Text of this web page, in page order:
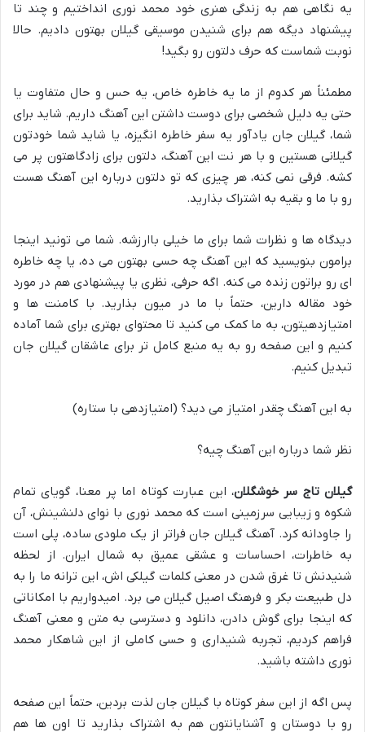
یه نگاهی هم به زندگی هنری خود محمد نوری انداختیم و چند تا
پیشنهاد دیگه هم برای شنیدن موسیقی گیلان بهتون دادیم. حالا
نوبت شماست که حرف دلتون رو بگید!
مطمئناً هر کدوم از ما یه خاطره خاص، یه حس و حال متفاوت یا
حتی یه دلیل شخصی برای دوست داشتن این آهنگ داریم. شاید برای
شما، گیلان جان یادآور یه سفر خاطره انگیزه، یا شاید شما خودتون
گیلانی هستین و با هر نت این آهنگ، دلتون برای زادگاهتون پر می
کشه. فرقی نمی کنه، هر چیزی که تو دلتون درباره این آهنگ هست
رو با ما و بقیه به اشتراک بذارید.
دیدگاه ها و نظرات شما برای ما خیلی باارزشه. شما می تونید اینجا
برامون بنویسید که این آهنگ چه حسی بهتون می ده، یا چه خاطره
ای رو براتون زنده می کنه. اگه حرفی، نظری یا پیشنهادی هم در مورد
خود مقاله دارین، حتماً با ما در میون بذارید. با کامنت ها و
امتیازدهیتون، به ما کمک می کنید تا محتوای بهتری برای شما آماده
کنیم و این صفحه رو به یه منبع کامل تر برای عاشقان گیلان جان
تبدیل کنیم.
به این آهنگ چقدر امتیاز می دید؟ (امتیازدهی با ستاره)
نظر شما درباره این آهنگ چیه؟
گیلان تاج سر خوشگلان، این عبارت کوتاه اما پر معنا، گویای تمام
شکوه و زیبایی سرزمینی است که محمد نوری با نوای دلنشینش، آن
را جاودانه کرد. آهنگ گیلان جان فراتر از یک ملودی ساده، پلی است
به خاطرات، احساسات و عشقی عمیق به شمال ایران. از لحظه
شنیدنش تا غرق شدن در معنی کلمات گیلکی اش، این ترانه ما را به
دل طبیعت بکر و فرهنگ اصیل گیلان می برد. امیدواریم با امکاناتی
که اینجا برای گوش دادن، دانلود و دسترسی به متن و معنی آهنگ
فراهم کردیم، تجربه شنیداری و حسی کاملی از این شاهکار محمد
نوری داشته باشید.
پس اگه از این سفر کوتاه با گیلان جان لذت بردین، حتماً این صفحه
رو با دوستان و آشنایانتون هم به اشتراک بذارید تا اون ها هم